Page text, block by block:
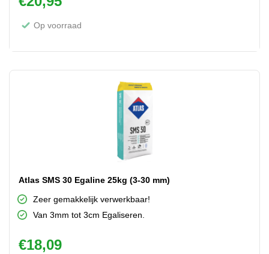
Op voorraad
Atlas SMS 30 Egaline 25kg (3-30 mm)
Zeer gemakkelijk verwerkbaar!
Van 3mm tot 3cm Egaliseren.
€18,09